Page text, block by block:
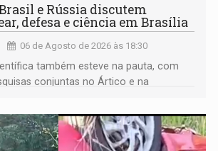
Brasil e Rússia discutem
defesa e ciência em Brasília
06 de Agosto de 2026 às 18:30
também esteve na pauta, com
conjuntas no Ártico e na